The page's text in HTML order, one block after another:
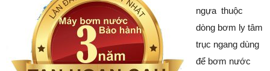
ngựa thuộc
dòng bơm ly tâm
trục ngang dùng
để bơm nước